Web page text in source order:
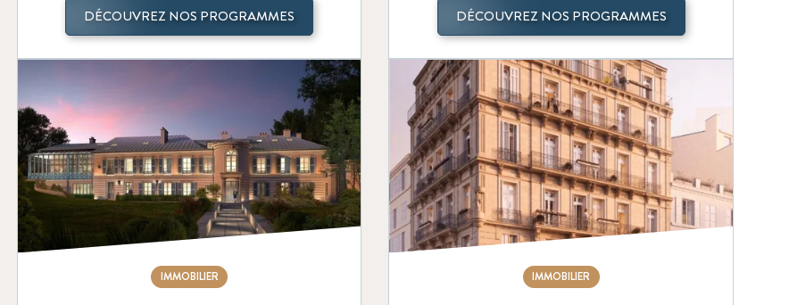
DÉCOUVREZ NOS PROGRAMMES DÉCOUVREZ NOS PROGRAMMES
IMMOBILIER IMMOBILIER